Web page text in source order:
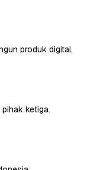
produk digital.
ketiga.